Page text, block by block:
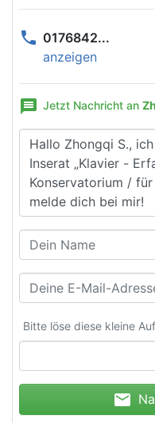
phone 0176842...
anzeigen
message Jetzt Nachricht an
Bitte löse diese kleine
mail